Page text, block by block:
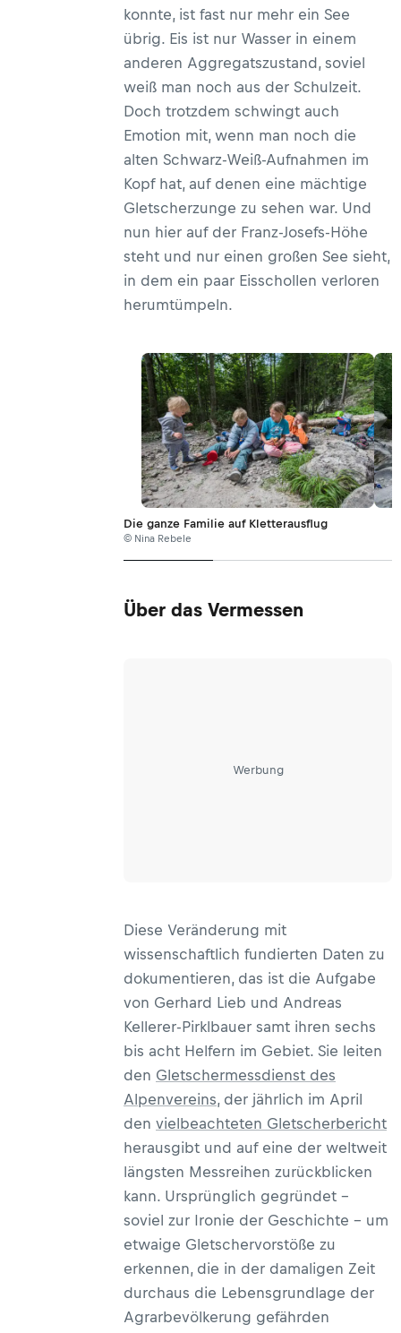
konnte, ist fast nur mehr ein See
übrig. Eis ist nur Wasser in einem
anderen Aggregatszustand, soviel
weiß man noch aus der Schulzeit.
Doch trotzdem schwingt auch
Emotion mit, wenn man noch die
alten Schwarz-Weiß-Aufnahmen im
Kopf hat, auf denen eine mächtige
Gletscherzunge zu sehen war. Und
nun hier auf der Franz-Josefs-Höhe
steht und nur einen großen See sieht,
in dem ein paar Eisschollen verloren
herumtümpeln.
Die ganze Familie auf Kletterausflug
© Nina Rebele
Über das Vermessen
Werbung
Diese Veränderung mit
wissenschaftlich fundierten Daten zu
dokumentieren, das ist die Aufgabe
von Gerhard Lieb und Andreas
Kellerer-Pirklbauer samt ihren sechs
bis acht Helfern im Gebiet. Sie leiten
den Gletschermessdienst des
Alpenvereins, der jährlich im April
den vielbeachteten Gletscherbericht
herausgibt und auf eine der weltweit
längsten Messreihen zurückblicken
kann. Ursprünglich gegründet –
soviel zur Ironie der Geschichte – um
etwaige Gletschervorstöße zu
erkennen, die in der damaligen Zeit
durchaus die Lebensgrundlage der
Agrarbevölkerung gefährden